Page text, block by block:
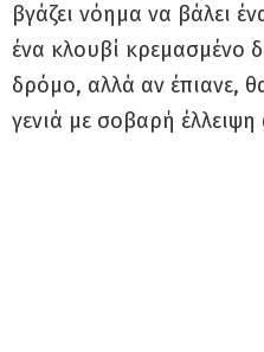
βγάζει νόημα να βάλει
ένα κλουβί κρεμασμένο
δρόμο, αλλά αν έπιανε,
γενιά με σοβαρή